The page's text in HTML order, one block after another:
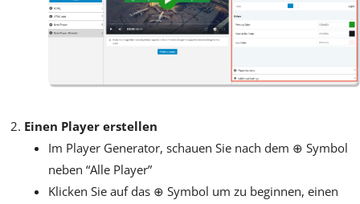
Einen Player erstellen
Im Player Generator, schauen Sie nach dem ⊕ Symbol
neben “Alle Player”
Klicken Sie auf das ⊕ Symbol um zu beginnen, einen